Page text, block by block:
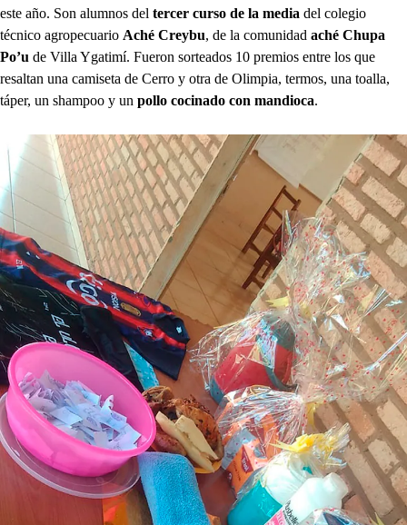
este año. Son alumnos del tercer curso de la media del colegio
técnico agropecuario Aché Creybu, de la comunidad aché Chupa
Po’u de Villa Ygatimí. Fueron sorteados 10 premios entre los que
resaltan una camiseta de Cerro y otra de Olimpia, termos, una toalla,
táper, un shampoo y un pollo cocinado con mandioca.